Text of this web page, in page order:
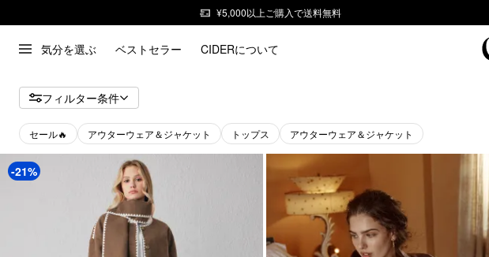
¥5,000以上ご購入で送料無料
気分を選ぶ ベストセラー CIDERについて
フィルター条件
セール🔥 アウターウェア＆ジャケット トップス アウターウェア＆ジャケット
-21%